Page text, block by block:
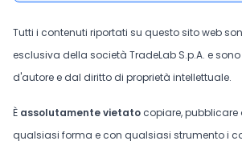
Tutti i contenuti riportati su questo sito web
esclusiva della società TradeLab S.p.A. e
d'autore e dal diritto di proprietà intellettuale.
È assolutamente vietato copiare, pubblicare
qualsiasi forma e con qualsiasi strumento i